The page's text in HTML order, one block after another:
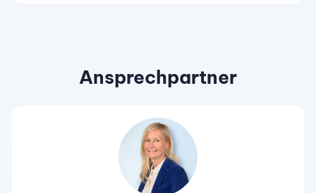
Ansprechpartner